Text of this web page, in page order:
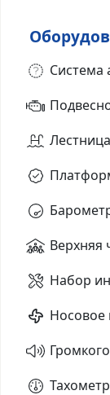
Система
Верхняя
Набор
Носовое
Тахометр